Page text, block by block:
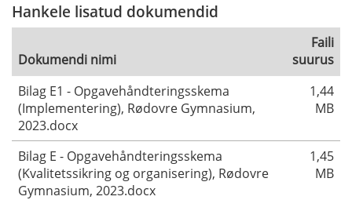
Hankele lisatud dokumendid
Dokumendi nimi
Faili
suurus
Bilag E1 - Opgavehåndteringsskema
(Implementering), Rødovre Gymnasium,
2023.docx
1,44
MB
Bilag E - Opgavehåndteringsskema
(Kvalitetssikring og organisering), Rødovre
Gymnasium, 2023.docx
1,45
MB